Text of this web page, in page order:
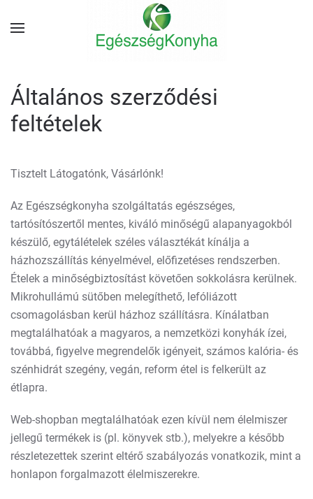
Általános szerződési
feltételek
Tisztelt Látogatónk, Vásárlónk!
Az Egészségkonyha szolgáltatás egészséges,
tartósítószertől mentes, kiváló minőségű alapanyagokból
készülő, egytálételek széles választékát kínálja a
házhozszállítás kényelmével, előfizetéses rendszerben.
Ételek a minőségbiztosítást követően sokkolásra kerülnek.
Mikrohullámú sütőben melegíthető, lefóliázott
csomagolásban kerül házhoz szállításra. Kínálatban
megtalálhatóak a magyaros, a nemzetközi konyhák ízei,
továbbá, figyelve megrendelők igényeit, számos kalória- és
szénhidrát szegény, vegán, reform étel is felkerült az
étlapra.
Web-shopban megtalálhatóak ezen kívül nem élelmiszer
jellegű termékek is (pl. könyvek stb.), melyekre a később
részletezettek szerint eltérő szabályozás vonatkozik, mint a
honlapon forgalmazott élelmiszerekre.